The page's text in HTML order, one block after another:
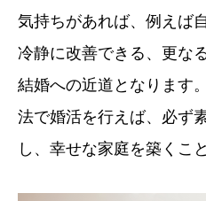
気持ちがあれば、例えば
冷静に改善できる、更な
結婚への近道となります。
法で婚活を行えば、必ず
し、幸せな家庭を築くこ